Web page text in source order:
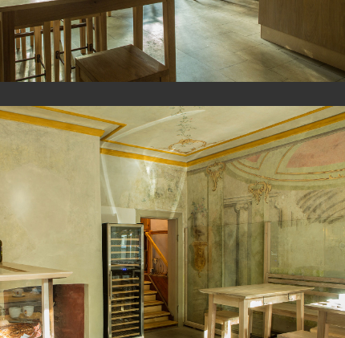
View Fullscreen